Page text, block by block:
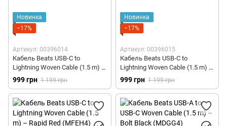
Новинка
−17%
Артикул: 00396014
Кабель Beats USB-C to
Lightning Woven Cable (1.5 m) –
Bolt Black (MDGK4)
999 грн 1 199 грн
Новинка
−17%
Артикул: 00396015
Кабель Beats USB-C to
Lightning Woven Cable (1.5 m) –
Surge Stone (MDGL4)
999 грн 1 199 грн